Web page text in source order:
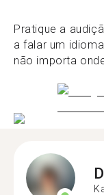
Pratique a
a falar um
não importa